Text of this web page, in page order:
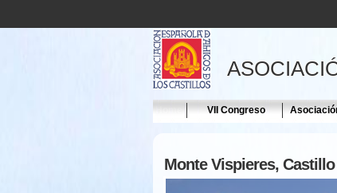
Home VII Congreso
Monte Vispieres,